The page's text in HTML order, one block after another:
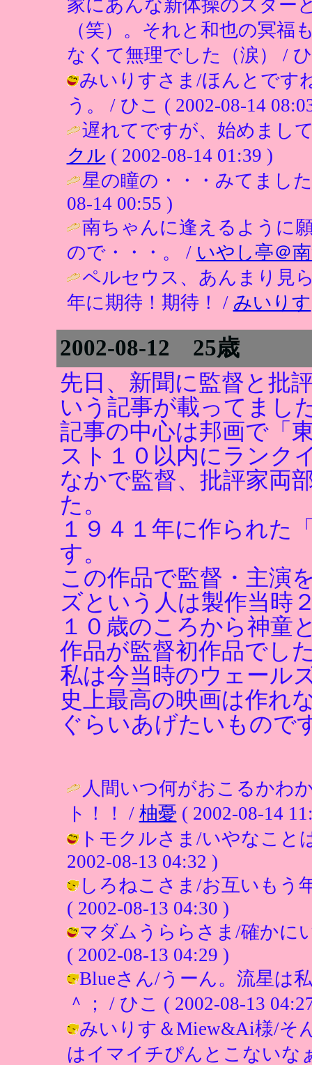
家にあんな新体操のスター
（笑）。それと和也の冥
なくて無理でした（涙） /
みいりすさま/ほんとです
う。 / ひこ ( 2002-08-14
遅れてですが、始めまし
クル ( 2002-08-14 01:39 )
星の瞳の・・・みてまし
08-14 00:55 )
南ちゃんに逢えるように
ので・・・。 / いやし亭＠
ペルセウス、あんまり見
年に期待！期待！ / みいりす
2002-08-12 25歳
先日、新聞に監督と批
いう記事が載ってまし
記事の中心は邦画で「
スト１０以内にランク
なかで監督、批評家両
た。
１９４１年に作られた
す。
この作品で監督・主演
ズという人は製作当時
１０歳のころから神童
作品が監督初作品でし
私は今当時のウェール
史上最高の映画は作れ
ぐらいあげたいもので
人間いつ何がおこるかわ
ト！！ / 柚憂 ( 2002-08-14
トモクルさま/いやなこと
2002-08-13 04:32 )
しろねこさま/お互いもう
( 2002-08-13 04:30 )
マダムうららさま/確かに
( 2002-08-13 04:29 )
Blueさん/うーん。流星は
＾； / ひこ ( 2002-08-13
みいりす＆Miew&Ai様/そ
はイマイチぴんとこないな